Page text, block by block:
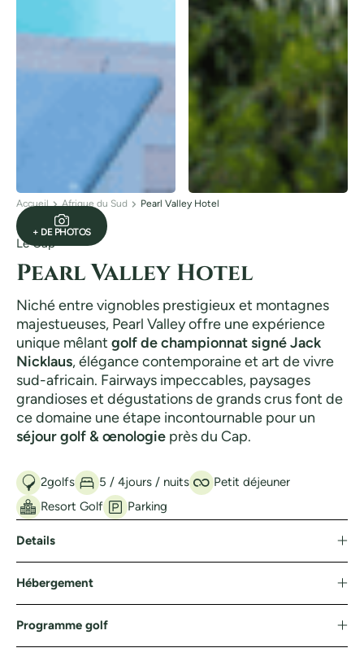
+ DE PHOTOS
Accueil Afrique du Sud Pearl Valley Hotel
Le Cap
Pearl Valley Hotel
Niché entre vignobles prestigieux et montagnes
majestueuses, Pearl Valley offre une expérience
unique mêlant golf de championnat signé Jack
Nicklaus, élégance contemporaine et art de vivre
sud-africain. Fairways impeccables, paysages
grandioses et dégustations de grands crus font de
ce domaine une étape incontournable pour un
séjour golf & œnologie près du Cap.
2golfs 5 / 4jours / nuits
Petit déjeuner
Resort Golf
Parking
Details
Hébergement
Programme golf